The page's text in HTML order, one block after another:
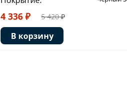
4 336 ₽ 5 420 ₽
В корзину